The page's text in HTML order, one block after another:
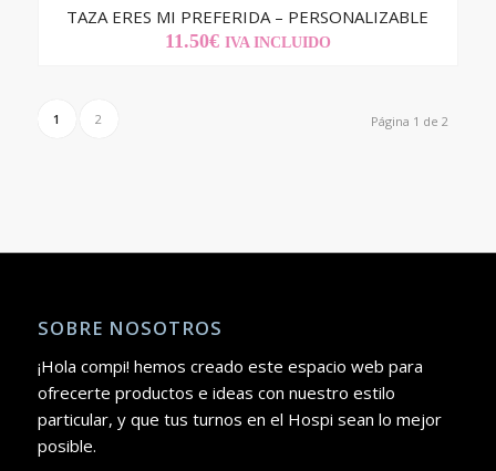
TAZA ERES MI PREFERIDA – PERSONALIZABLE
11.50€ IVA INCLUIDO
Página 1 de 2
1 2
SOBRE NOSOTROS
¡Hola compi! hemos creado este espacio web para
ofrecerte productos e ideas con nuestro estilo
particular, y que tus turnos en el Hospi sean lo mejor
posible.